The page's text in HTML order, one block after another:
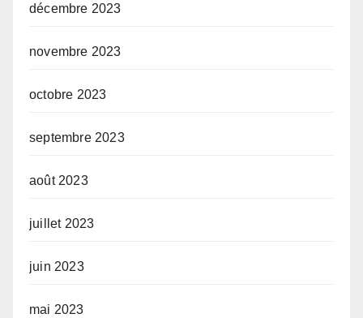
décembre 2023
novembre 2023
octobre 2023
septembre 2023
août 2023
juillet 2023
juin 2023
mai 2023